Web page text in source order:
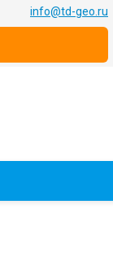
info@td-geo.ru